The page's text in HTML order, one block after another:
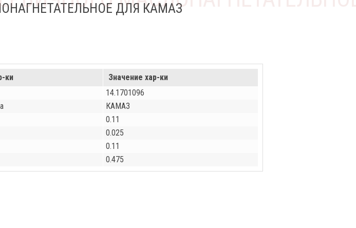
ДЛЯ КАМАЗ
ки
Значение хар-ки
14.1701096
КАМАЗ
0.11
0.025
0.11
0.475